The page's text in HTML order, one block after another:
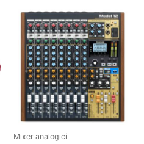
Mixer analogici